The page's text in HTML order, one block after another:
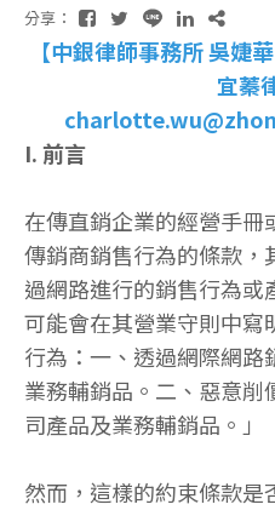
分享：
【中銀律師事務所 吳婕
宜蓁
I. 前言
在傳直銷企業的經營手
傳銷商銷售行為的條款，
過網路進行的銷售行為
可能會在其營業守則中寫
行為：一、透過網際網
業務輔銷品。二、惡意
司產品及業務輔銷品。」
然而，這樣的約束條款